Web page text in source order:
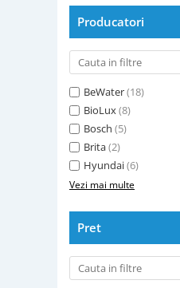
Producatori
BeWater(18)
BioLux(8)
Bosch (5)
Brita(2)
Hyundai(6)
Vezi mai multe
Pret